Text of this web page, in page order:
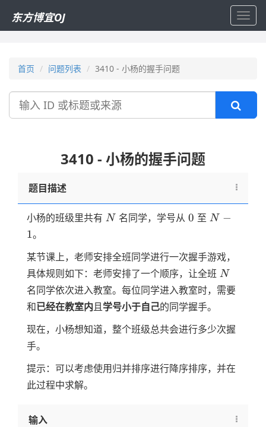
东方博宜OJ
首页 问题列表 3410 - 小杨的握手问题
搜
3410 - 小杨的握手问题
题目描述
小杨的班级里共有 N
N 名同学，学号从0
0 至N-
N −
1。
某节课上，老师安排全班同学进行一次握手游戏，
具体规则如下：老师安排了一个顺序，让全班 N
N
名同学依次进入教室。每位同学进入教室时，需要
和已经在教室内且学号小于自己的同学握手。
现在，小杨想知道，整个班级总共会进行多少次握
手。
提示：可以考虑使用归并排序进行降序排序，并在
此过程中求解。
输入